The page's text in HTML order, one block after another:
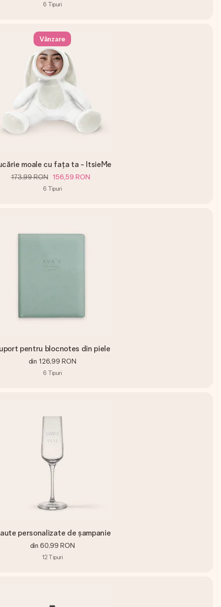
6 Tipuri
Vânzare
moale cu fața ta - ItsieMe
173,99 RON 156,59 RON
6 Tipuri
pentru blocnotes din piele
din 126,99 RON
6 Tipuri
personalizate de șampanie
din 60,99 RON
12 Tipuri